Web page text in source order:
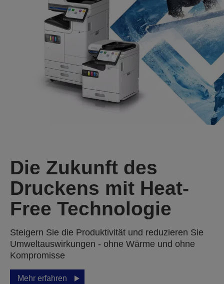
Die Zukunft des
Druckens mit Heat-
Free Technologie
Steigern Sie die Produktivität und reduzieren Sie
Umweltauswirkungen - ohne Wärme und ohne
Kompromisse
Mehr erfahren